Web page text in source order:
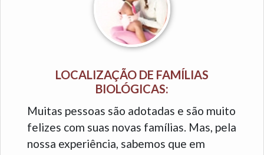
LOCALIZAÇÃO DE FAMÍLIAS
BIOLÓGICAS:
Muitas pessoas são adotadas e são muito
felizes com suas novas famílias. Mas, pela
nossa experiência, sabemos que em